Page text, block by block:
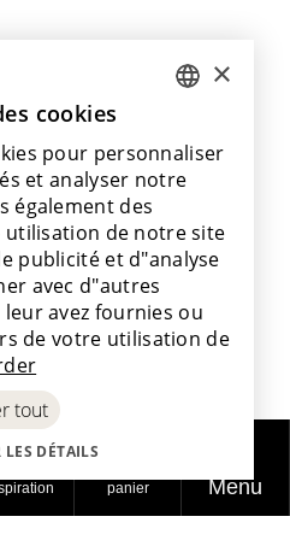
panier Menu
Politique en
Déclaration
ENGLISH
FRENCH
SPANISH
×
cookies
pour personnaliser
et analyser notre
également des
de notre site
publicité et d"analyse
avec d"autres
avez fournies ou
de votre utilisation de
tout
LES DÉTAILS